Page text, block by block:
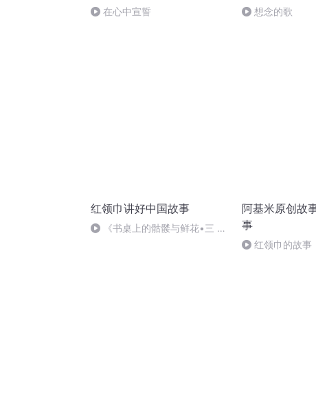
在心中宣誓 想念的歌
红领巾讲好中国故事
《书桌上的骷髅与鲜花•三 楚
阿基米原创故
事
红领巾的故事